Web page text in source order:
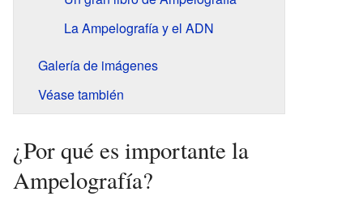
La Ampelografía y el ADN
Galería de imágenes
Véase también
¿Por qué es importante la
Ampelografía?